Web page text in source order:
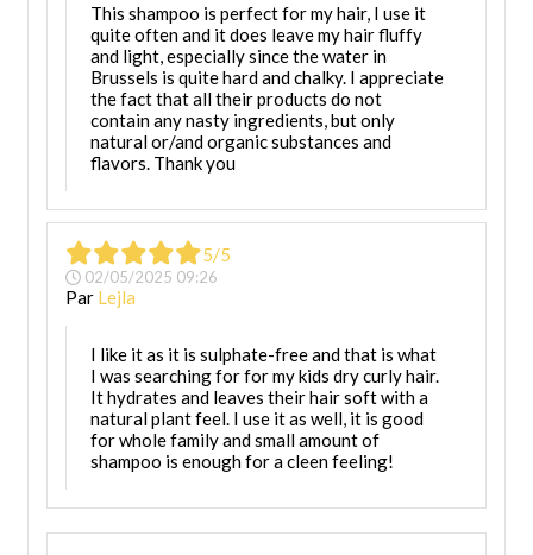
This shampoo is perfect for my hair, I use it
quite often and it does leave my hair fluffy
and light, especially since the water in
Brussels is quite hard and chalky. I appreciate
the fact that all their products do not
contain any nasty ingredients, but only
natural or/and organic substances and
flavors. Thank you
5/5
02/05/2025 09:26
Par Lejla
I like it as it is sulphate-free and that is what
I was searching for for my kids dry curly hair.
It hydrates and leaves their hair soft with a
natural plant feel. I use it as well, it is good
for whole family and small amount of
shampoo is enough for a cleen feeling!